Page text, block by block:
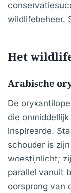
wildlifebeheer.
Het
Arabische
De
die
inspireerde.
schouder is
woestijnlicht;
parallel vanuit
oorsprong van